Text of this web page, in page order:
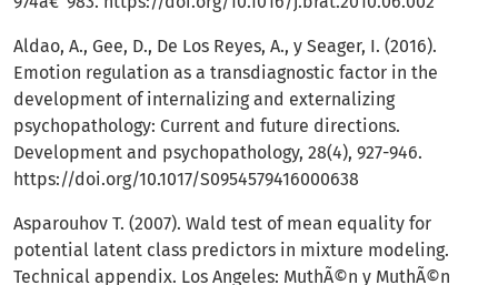
Aldao, A., Gee, D., De Los Reyes, A., y Seager, I. (2016).
Emotion regulation as a transdiagnostic factor in the
development of internalizing and externalizing
psychopathology: Current and future directions.
Development and psychopathology, 28(4), 927-946.
https://doi.org/10.1017/S0954579416000638
Asparouhov T. (2007). Wald test of mean equality for
potential latent class predictors in mixture modeling.
Technical appendix. Los Angeles: MuthÃ©n y MuthÃ©n